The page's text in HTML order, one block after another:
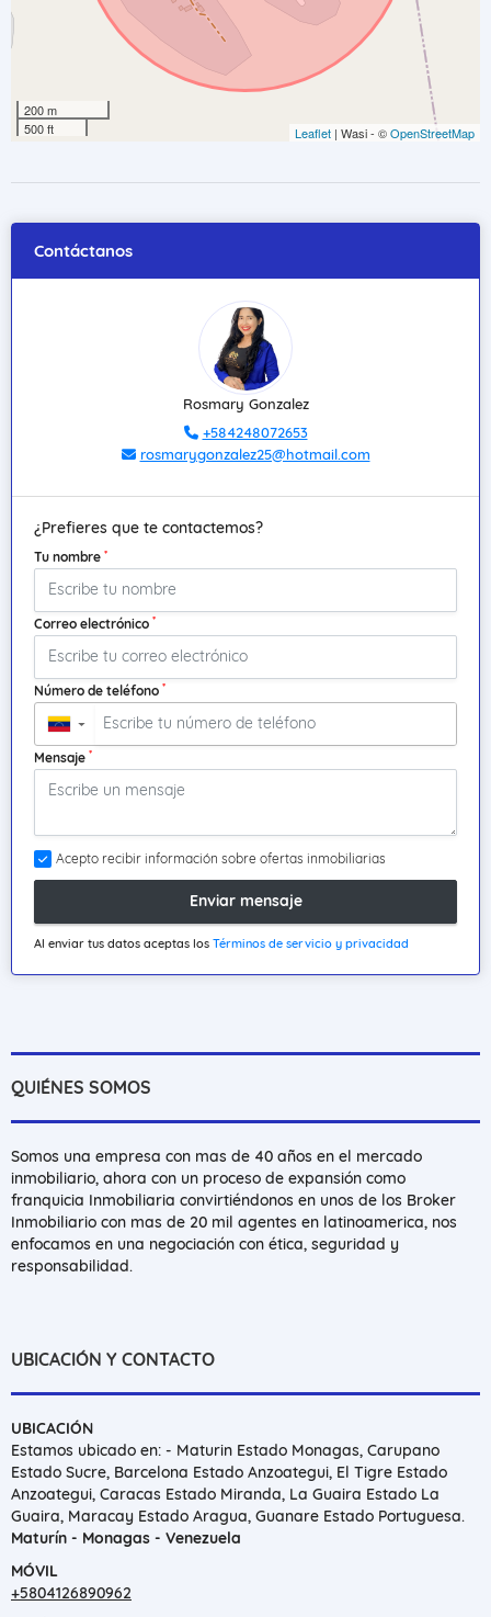
200 m
500 ft
Leaflet | Wasi - ©OpenStreetMap
Contáctanos
Rosmary Gonzalez
+584248072653
rosmarygonzalez25@hotmail.com
¿Prefieres que te contactemos?
Tu nombre *
Correo electrónico *
Número de teléfono *
▼
Mensaje *
Acepto recibir información sobre ofertas inmobiliarias
Enviar mensaje
Al enviar tus datos aceptas los Términos de servicio y privacidad
QUIÉNES SOMOS
Somos una empresa con mas de 40 años en el mercado
inmobiliario, ahora con un proceso de expansión como
franquicia Inmobiliaria convirtiéndonos en unos de los Broker
Inmobiliario con mas de 20 mil agentes en latinoamerica, nos
enfocamos en una negociación con ética, seguridad y
responsabilidad.
UBICACIÓN Y CONTACTO
UBICACIÓN
Estamos ubicado en: - Maturin Estado Monagas, Carupano
Estado Sucre, Barcelona Estado Anzoategui, El Tigre Estado
Anzoategui, Caracas Estado Miranda, La Guaira Estado La
Guaira, Maracay Estado Aragua, Guanare Estado Portuguesa.
Maturín - Monagas - Venezuela
MÓVIL
+5804126890962